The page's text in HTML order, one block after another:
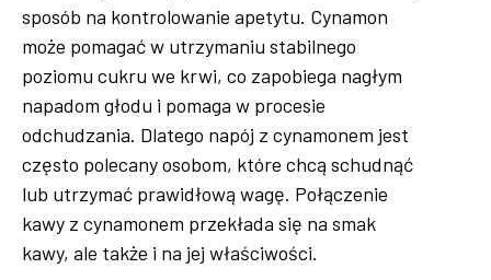
sposób na kontrolowanie apetytu. Cynamon
może pomagać w utrzymaniu stabilnego
poziomu cukru we krwi, co zapobiega nagłym
napadom głodu i pomaga w procesie
odchudzania. Dlatego napój z cynamonem jest
często polecany osobom, które chcą schudnąć
lub utrzymać prawidłową wagę. Połączenie
kawy z cynamonem przekłada się na smak
kawy, ale także i na jej właściwości.